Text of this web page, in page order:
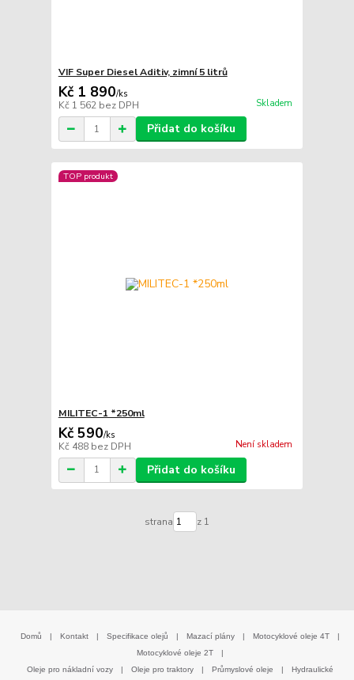
VIF Super Diesel Aditiv, zimní 5 litrů
Kč 1 890/ks
Kč 1 562 bez DPH Skladem
Přidat do košíku
TOP produkt
MILITEC-1 *250ml
Kč 590/ks
Kč 488 bez DPH Není skladem
Přidat do košíku
strana z 1
Domů | Kontakt | Specifikace olejů | Mazací plány | Motocyklové oleje 4T
|
Motocyklové oleje 2T
|
Oleje pro nákladní vozy
| Oleje pro traktory | Průmyslové oleje |
Hydraulické